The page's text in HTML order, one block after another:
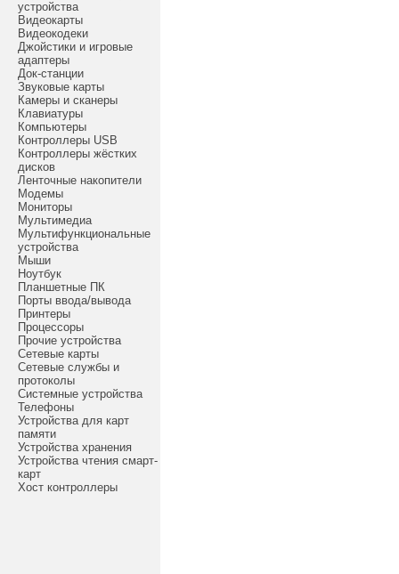
устройства
Видеокарты
Видеокодеки
Джойстики и игровые
адаптеры
Док-станции
Звуковые карты
Камеры и сканеры
Клавиатуры
Компьютеры
Контроллеры USB
Контроллеры жёстких
дисков
Ленточные накопители
Модемы
Мониторы
Мультимедиа
Мультифункциональные
устройства
Мыши
Ноутбук
Планшетные ПК
Порты ввода/вывода
Принтеры
Процессоры
Прочие устройства
Сетевые карты
Сетевые службы и
протоколы
Системные устройства
Телефоны
Устройства для карт
памяти
Устройства хранения
Устройства чтения смарт-
карт
Хост контроллеры